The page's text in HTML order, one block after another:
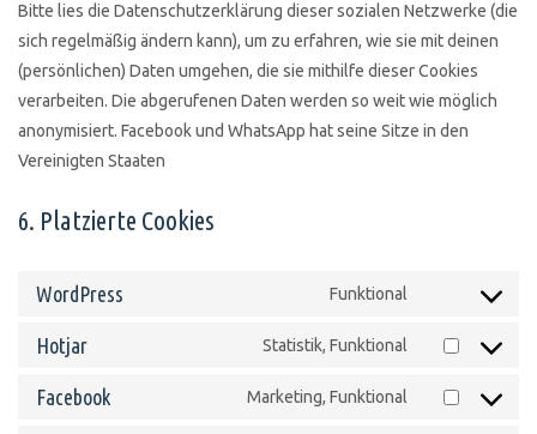
Bitte lies die Datenschutzerklärung dieser sozialen Netzwerke (die
sich regelmäßig ändern kann), um zu erfahren, wie sie mit deinen
(persönlichen) Daten umgehen, die sie mithilfe dieser Cookies
verarbeiten. Die abgerufenen Daten werden so weit wie möglich
anonymisiert. Facebook und WhatsApp hat seine Sitze in den
Vereinigten Staaten
6. Platzierte Cookies
WordPress Funktional
wordpress
Hotjar Statistik, Funktional
Consent
Facebook Marketing, Funktional
Consent